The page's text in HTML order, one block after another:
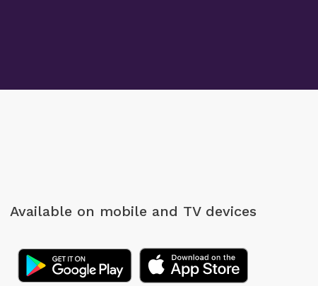
Available on mobile and TV devices